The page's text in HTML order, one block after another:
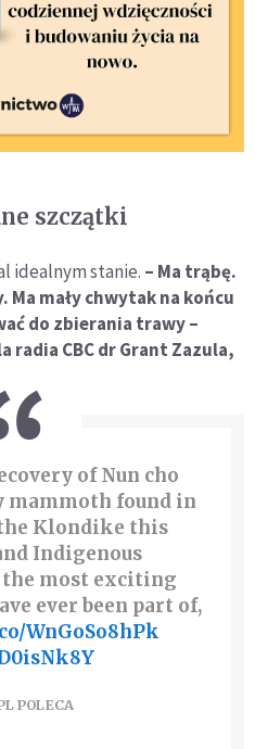
szczątki
idealnym stanie. – Ma trąbę.
Ma mały chwytak na końcu
do zbierania trawy –
radia CBC dr Grant Zazula,
of Nun cho
mammoth found in
Klondike this
Indigenous
the most exciting
ever been part of,
WnGoSo8hPk
POLECA